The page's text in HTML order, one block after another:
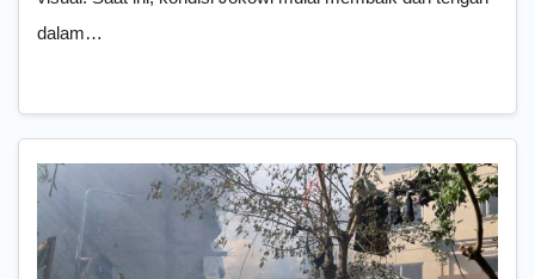
dalam…